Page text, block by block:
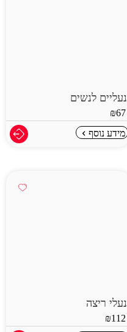
נעליים לנשים
₪67
מידע נוסף
נעלי ריצה
₪112